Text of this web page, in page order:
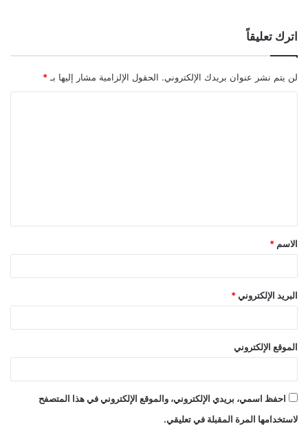
اترك تعليقاً
لن يتم نشر عنوان بريدك الإلكتروني. الحقول الإلزامية مشار إليها بـ *
ق
*
الاسم *
البريد الإلكتروني *
الموقع الإلكتروني
احفظ اسمي، بريدي الإلكتروني، والموقع الإلكتروني في هذا المتصفح
لاستخدامها المرة المقبلة في تعليقي.